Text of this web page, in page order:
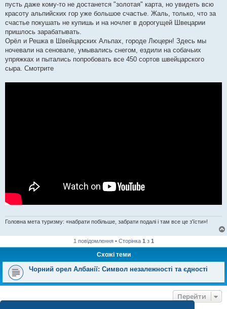
д
о
л
е
н
я
пусть даже кому-то не достанется "золотая" карта, но увидеть всю
красоту альпийских гор уже большое счастье. Жаль, только, что за
счастье покушать не купишь и на ночлег в дорогущей Швецарии
пришлось зарабатывать.
Орёл и Решка в Швейцарских Альпах, городе Люцерн! Здесь мы
ночевали на сеновале, умывались снегом, ездили на собачьих
упряжках и пытались попробовать все 450 сортов швейцарского
сыра. Смотрите
Головна мета туризму: «набрати побільше, забрати подалі і там все це з'їсти»!
1 повідомлення • Сторінка 1 з 1
Схожі теми
Чорний орел Албанії: Символ незалежності та єдності
Перейти